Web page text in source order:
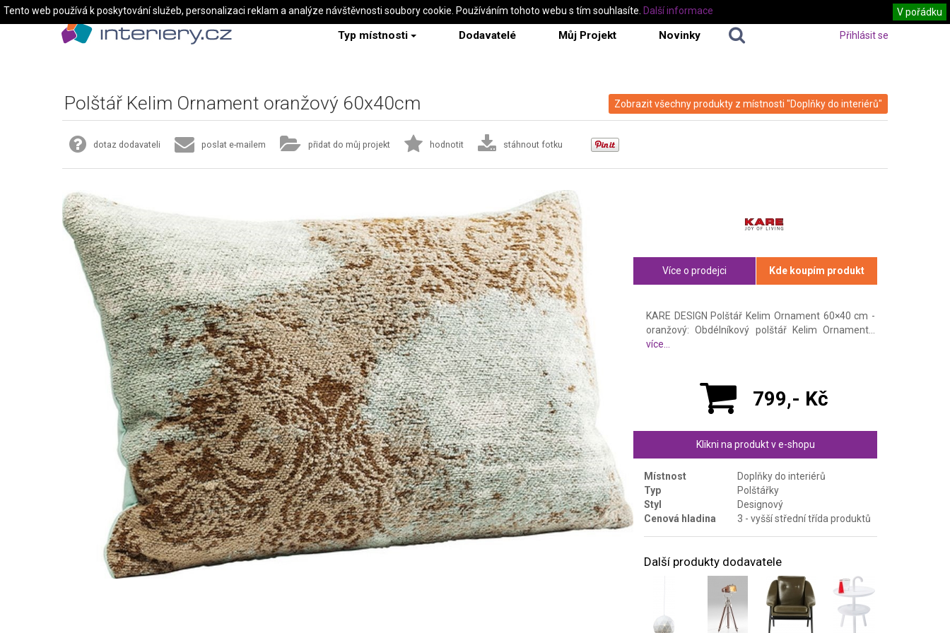
Typ místnosti Dodavatelé Můj Projekt Novinky Přihlásit se
Zobrazit všechny produkty z místnosti "Doplňky do interiérů"
Polštář Kelim Ornament oranžový 60x40cm
dotaz dodavateli poslat e-mailem přidat do můj projekt hodnotit stáhnout fotku
Více o prodejci Kde koupím produkt
KARE DESIGN Polštář Kelim Ornament 60×40 cm -
oranžový: Obdélníkový polštář Kelim Ornament...
více...
799,- Kč
Klikni na produkt v e-shopu
Místnost
Doplňky do interiérů
Typ
Polštářky
Styl
Designový
Cenová hladina
3 - vyšší střední třída produktů
Další produkty dodavatele
Tento web používá k poskytování služeb, personalizaci reklam a analýze návštěvnosti soubory cookie. Používáním tohoto webu s tím souhlasíte. V pořádku
Další informace